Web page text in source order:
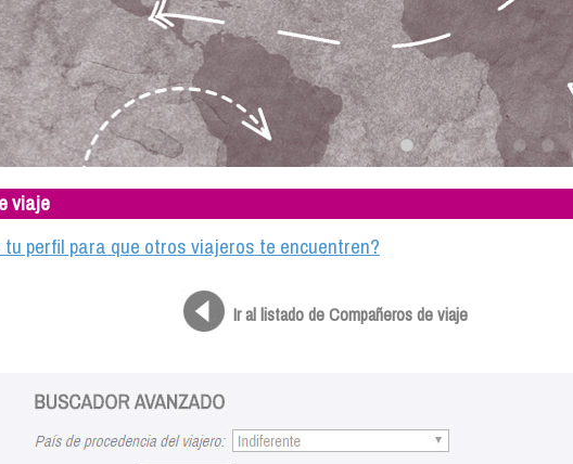
viaje
perfil para que otros viajeros te encuentren?
Ir al listado de Compañeros de viaje